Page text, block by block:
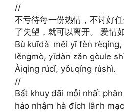
//
不亏待每一份热情，不讨好
了失望，就可以离开。 爱情
Bù kuīdài měi yī fèn
lěngmò, yīdàn zǎn gòule
Àiqíng rúcǐ, yǒuqíng rúshì. ​​​
//
Bất khuy đãi mỗi nhất
hảo nhậm hà đích lãnh